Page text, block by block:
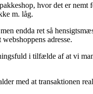
hvor det er nemt
m. låg.
endda ret så
adresse.
i tilfælde af at vi
med at transaktionen